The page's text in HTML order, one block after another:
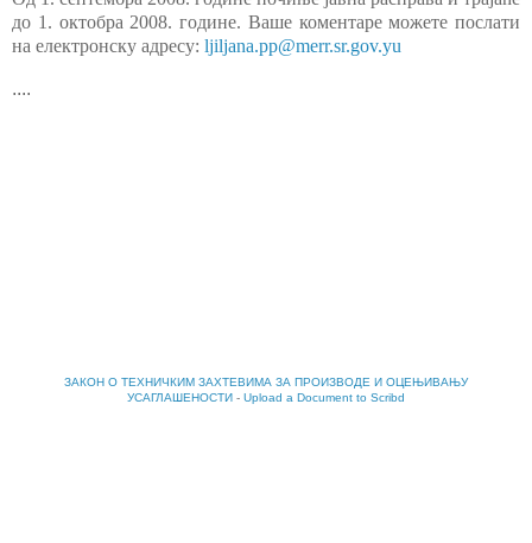
до 1. октобра 2008. године. Ваше коментаре можете послати
на електронску адресу: ljiljana.pp@merr.sr.gov.yu
....
ЗАКОН О ТЕХНИЧКИМ ЗАХТЕВИМА ЗА ПРОИЗВОДЕ И ОЦЕЊИВАЊУ
УСАГЛАШЕНОСТИ - Upload a Document to Scribd